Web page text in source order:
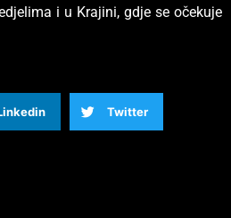
i u Krajini, gdje se očekuje
Twitter